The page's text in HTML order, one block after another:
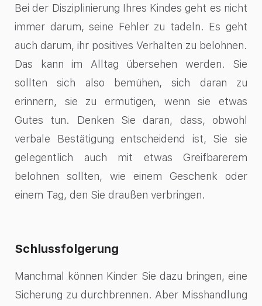
Bei der Disziplinierung Ihres Kindes geht es nicht
immer darum, seine Fehler zu tadeln. Es geht
auch darum, ihr positives Verhalten zu belohnen.
Das kann im Alltag übersehen werden. Sie
sollten sich also bemühen, sich daran zu
erinnern, sie zu ermutigen, wenn sie etwas
Gutes tun. Denken Sie daran, dass, obwohl
verbale Bestätigung entscheidend ist, Sie sie
gelegentlich auch mit etwas Greifbarerem
belohnen sollten, wie einem Geschenk oder
einem Tag, den Sie draußen verbringen.
Schlussfolgerung
Manchmal können Kinder Sie dazu bringen, eine
Sicherung zu durchbrennen. Aber Misshandlung